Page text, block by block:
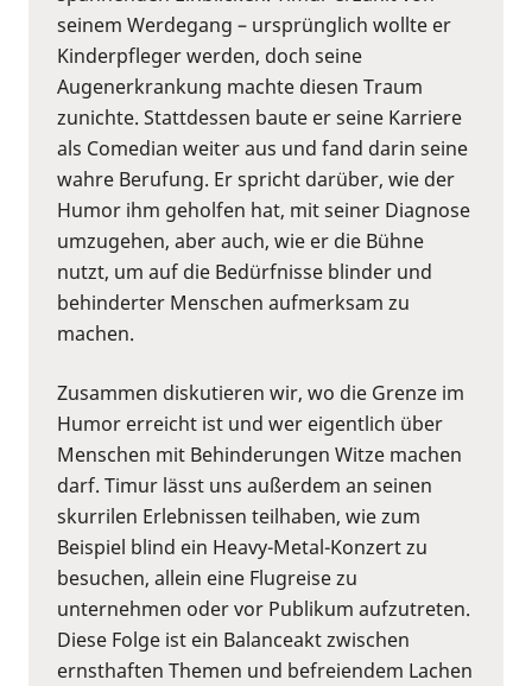
seinem Werdegang – ursprünglich wollte er
Kinderpfleger werden, doch seine
Augenerkrankung machte diesen Traum
zunichte. Stattdessen baute er seine Karriere
als Comedian weiter aus und fand darin seine
wahre Berufung. Er spricht darüber, wie der
Humor ihm geholfen hat, mit seiner Diagnose
umzugehen, aber auch, wie er die Bühne
nutzt, um auf die Bedürfnisse blinder und
behinderter Menschen aufmerksam zu
machen.
Zusammen diskutieren wir, wo die Grenze im
Humor erreicht ist und wer eigentlich über
Menschen mit Behinderungen Witze machen
darf. Timur lässt uns außerdem an seinen
skurrilen Erlebnissen teilhaben, wie zum
Beispiel blind ein Heavy-Metal-Konzert zu
besuchen, allein eine Flugreise zu
unternehmen oder vor Publikum aufzutreten.
Diese Folge ist ein Balanceakt zwischen
ernsthaften Themen und befreiendem Lachen